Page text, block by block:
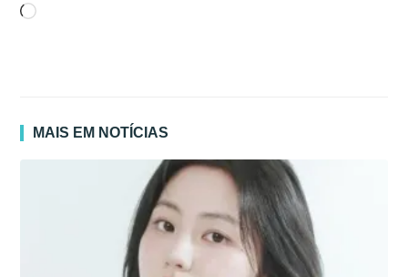
Carregando...
MAIS EM NOTÍCIAS